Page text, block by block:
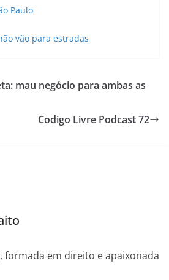
Paulo
vão para estradas
mau negócio para ambas as
Codigo Livre Podcast 72
formada em direito e apaixonada